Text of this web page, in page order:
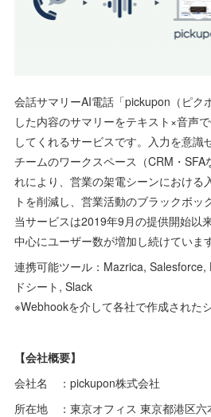
会話サマリーAI電話「pickupon（ピク
した内容のサマリーをテキスト×音声
してくれるサービスです。入力を意識
チームのワークスペース（CRM・SFA
れにより、営業の架電シーンにおける
トを削減し、営業活動のブラックボッ
当サービスは2019年9月の提供開始以
中心にユーザー数が増加し続けています
連携可能ツール：Mazrica,
ドシート, Slack
※Webhookを介して各社で作成された
【会社概要】
会社名 ：pickupon株式会社
所在地 ：東京オフィス 東京都港区六